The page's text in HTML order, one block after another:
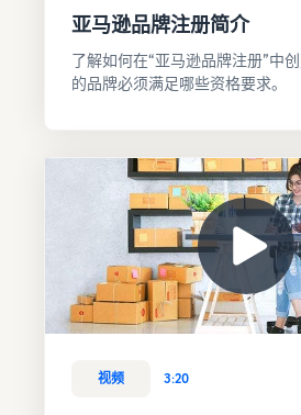
亚马逊品牌注册简介
了解如何在“亚马逊品牌注册”中
的品牌必须满足哪些资格要求。
视频 3:20